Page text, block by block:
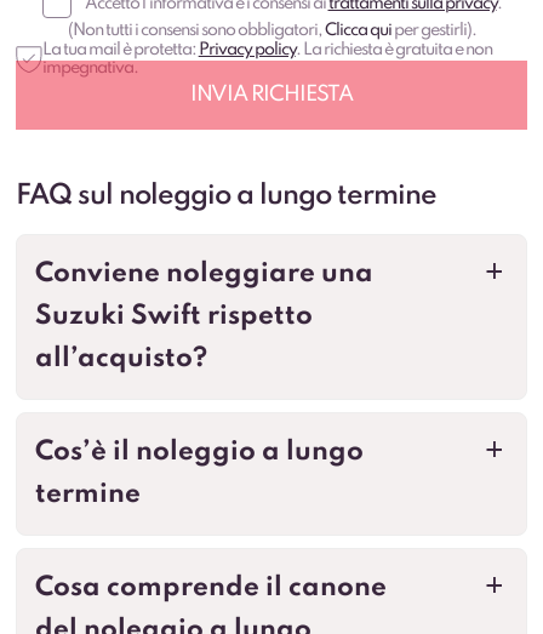
(Non tutti i consensi sono obbligatori,
per gestirli).
La tua mail è protetta:Privacy policy. La richiesta è gratuita e non
impegnativa.
FAQ sul noleggio a lungo termine
a
Conviene noleggiare una
Suzuki Swift rispetto
all’acquisto?
a
Cos’è il noleggio a lungo
termine
a
Cosa comprende il canone
del noleggio a lungo